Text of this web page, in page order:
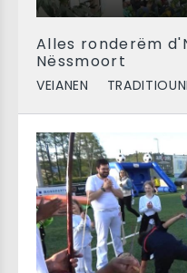
Alles ronderëm
Nëssmoort
VEIANEN